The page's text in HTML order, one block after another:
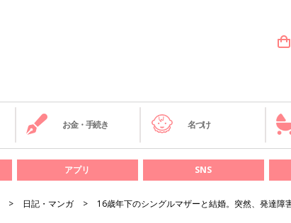
お金・手続き 名づけ
アプリ SNS
日記・マンガ
16歳年下のシングルマザーと結婚。突然、発達